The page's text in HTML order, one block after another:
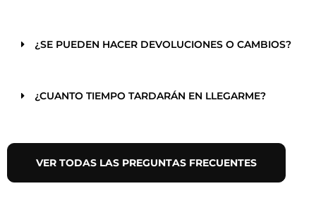
¿SE PUEDEN HACER DEVOLUCIONES O CAMBIOS?
¿CUANTO TIEMPO TARDARÁN EN LLEGARME?
VER TODAS LAS PREGUNTAS FRECUENTES